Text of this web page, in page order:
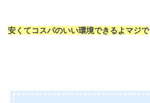
安くてコスパのいい環境できるよマジで